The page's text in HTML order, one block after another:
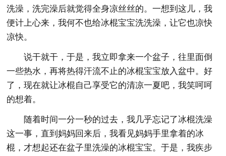
洗澡，洗完澡后就觉得全身凉丝丝的。一想到这儿，我
便计上心来，我何不也给冰棍宝宝洗洗澡，让它也凉快
凉快。
说干就干，于是，我立即拿来一个盆子，往里面倒
一些热水，再将热得汗流不止的冰棍宝宝放入盆中。好
了，现在就让冰棍自己享受它的清凉一夏吧，我笑呵呵
的想着。
随着时间一分一秒的过去，我几乎忘记了冰棍洗澡
这一事，直到妈妈回来后，我看见妈妈手里拿着的冰
棍，才想起还在盆子里洗澡的冰棍宝宝。于是，我疾步